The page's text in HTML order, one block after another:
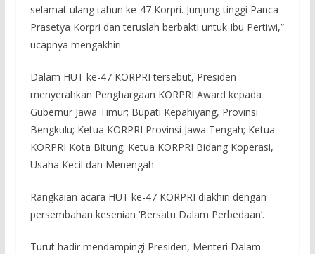
selamat ulang tahun ke-47 Korpri. Junjung tinggi Panca
Prasetya Korpri dan teruslah berbakti untuk Ibu Pertiwi,”
ucapnya mengakhiri.
Dalam HUT ke-47 KORPRI tersebut, Presiden
menyerahkan Penghargaan KORPRI Award kepada
Gubernur Jawa Timur; Bupati Kepahiyang, Provinsi
Bengkulu; Ketua KORPRI Provinsi Jawa Tengah; Ketua
KORPRI Kota Bitung; Ketua KORPRI Bidang Koperasi,
Usaha Kecil dan Menengah.
Rangkaian acara HUT ke-47 KORPRI diakhiri dengan
persembahan kesenian ‘Bersatu Dalam Perbedaan’.
Turut hadir mendampingi Presiden, Menteri Dalam